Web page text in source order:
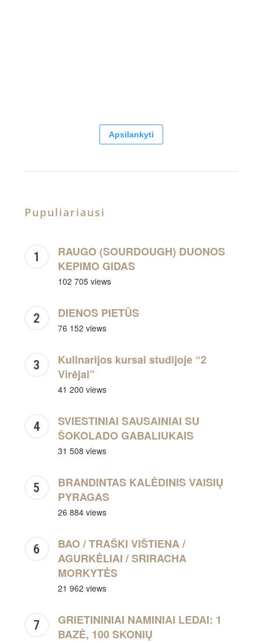
Apsilankyti
Pupuliariausi
RAUGO (SOURDOUGH) DUONOS
KEPIMO GIDAS
102 705 views
DIENOS PIETŪS
76 152 views
Kulinarijos kursai studijoje “2
Virėjai”
41 200 views
SVIESTINIAI SAUSAINIAI SU
ŠOKOLADO GABALIUKAIS
31 508 views
BRANDINTAS KALĖDINIS VAISIŲ
PYRAGAS
26 884 views
BAO / TRAŠKI VIŠTIENA /
AGURKĖLIAI / SRIRACHA
MORKYTĖS
21 962 views
GRIETININIAI NAMINIAI LEDAI: 1
BAZĖ, 100 SKONIŲ